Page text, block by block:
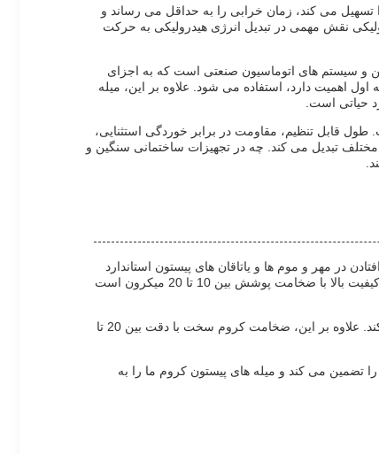
تسهیل می کند، زمان خرابی را به حداقل می رساند و
نقش مهمی در تبدیل انرژی هیدرولیکی به حرکت
و سیستم های اتوماسیون صنعتی است که به اجزای
اهمیت دارد، استفاده می شود. علاوه بر این، میله
حیاتی است.
قابل تنظیم، مقاومت در برابر خوردگی استثنایی،
مختلف تبدیل می کند. چه در تجهیزات ساختمانی سنگین و
در مهر و موم ها و یاتاقان های پیستون استاندارد
طراحی شده است، سازگاری یکپارچه با سیستم های مختلف موتور پیستون هیدرولیکی را تضمین می کند. عملیات سطحی شامل آبکاری کروم با کیفیت بالا با ضخامت پوشش بین 10 تا 20 میکرون است
ما طول محصول را بین 3 تا 5 متر ارائه می دهیم که امکان انعطاف پذیری برای کاربردهای مختلف میله پیستون سیلندر هیدرولیکی را فراهم می کند. علاوه بر این، ضخامت کروم سخت با دقت بین 20 تا
تضمین می کند و میله های پیستون کروم ما را به